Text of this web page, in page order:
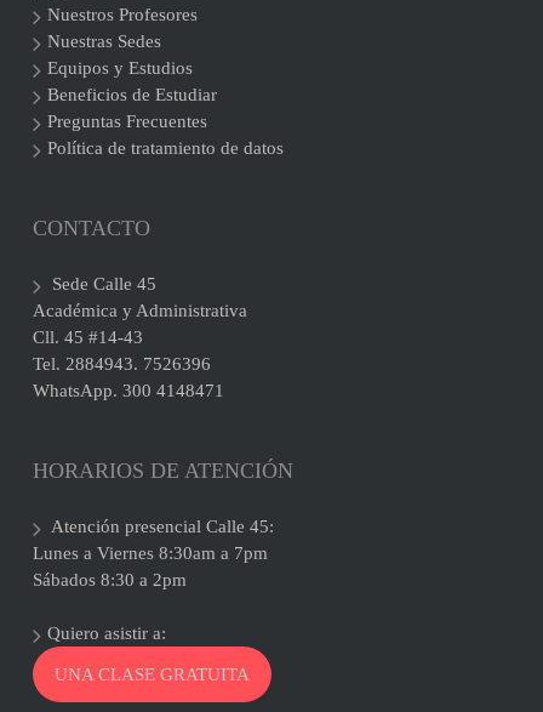
Nuestros Profesores
Nuestras Sedes
Equipos y Estudios
Beneficios de Estudiar
Preguntas Frecuentes
Política de tratamiento de datos
CONTACTO
Sede Calle 45
Académica y Administrativa
Cll. 45 #14-43
Tel. 2884943. 7526396
WhatsApp. 300 4148471
HORARIOS DE ATENCIÓN
Atención presencial Calle 45:
Lunes a Viernes 8:30am a 7pm
Sábados 8:30 a 2pm
Quiero asistir a:
UNA CLASE GRATUITA